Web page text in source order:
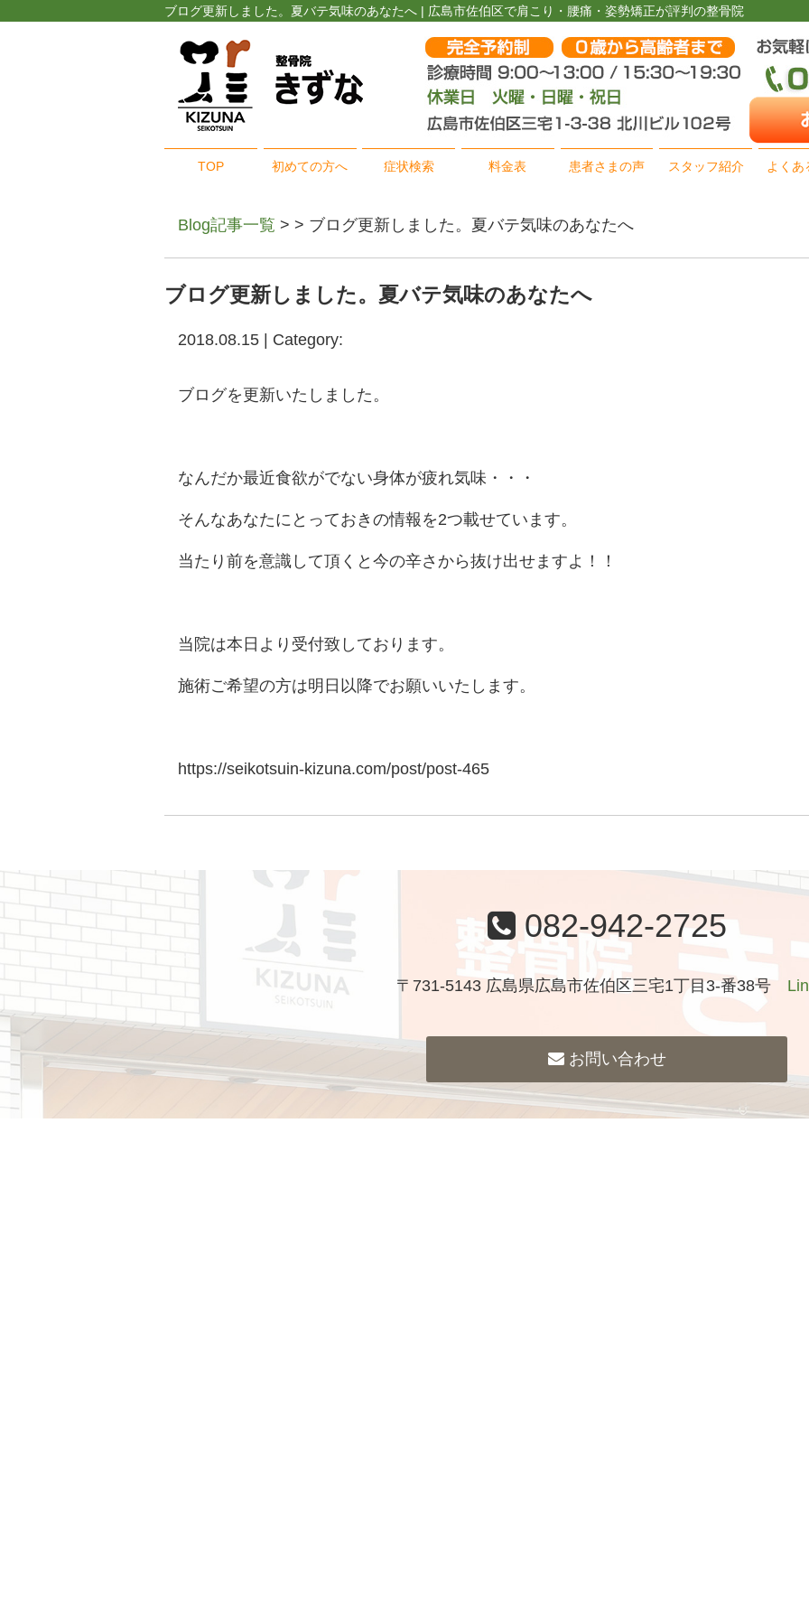
ブログ更新しました。夏バテ気味のあなたへ | 広島市佐伯区で肩こり・腰痛・姿勢矯正が評判の整骨院
TOP 初めての方へ 症状検索 料金表 患者さまの声 スタッフ紹介 よくあ
Blog記事一覧 > > ブログ更新しました。夏バテ気味のあなたへ
ブログ更新しました。夏バテ気味のあなたへ
2018.08.15 | Category:
ブログを更新いたしました。
なんだか最近食欲がでない身体が疲れ気味・・・
そんなあなたにとっておきの情報を2つ載せています。
当たり前を意識して頂くと今の辛さから抜け出せますよ！！
当院は本日より受付致しております。
施術ご希望の方は明日以降でお願いいたします。
https://seikotsuin-kizuna.com/post/post-465
082-942-2725
〒731-5143 広島県広島市佐伯区三宅1丁目3-番38号
お問い合わせ